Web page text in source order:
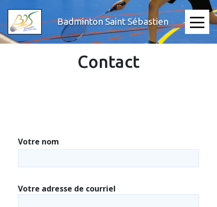
contenu
principal
Badminton Saint Sébastien
≡
Contact
Votre nom
Votre adresse de courriel